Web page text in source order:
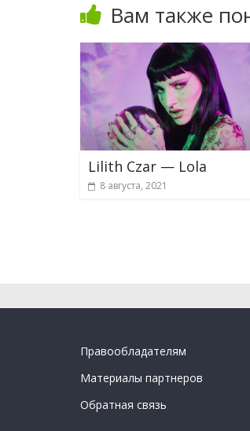
Вам также
Lilith Czar — Lola
8 августа, 2021
Правообладателям
Материалы партнеров
Обратная связь